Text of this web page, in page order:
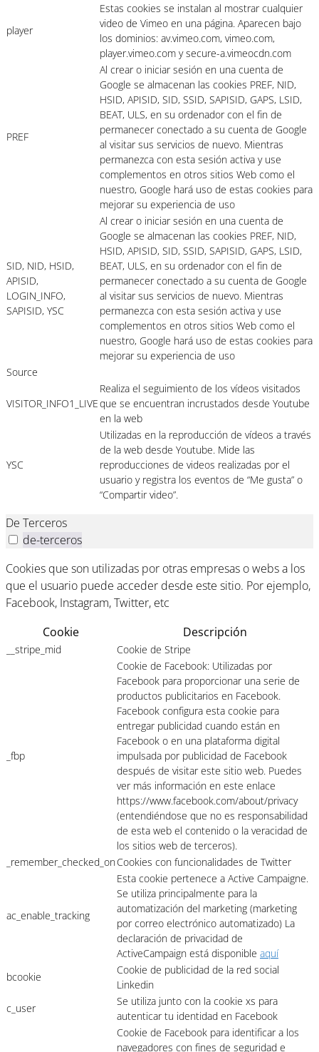
player
Estas cookies se instalan al mostrar cualquier
video de Vimeo en una página. Aparecen bajo
los dominios: av.vimeo.com, vimeo.com,
player.vimeo.com y secure-a.vimeocdn.com
PREF
Al crear o iniciar sesión en una cuenta de
Google se almacenan las cookies PREF, NID,
HSID, APISID, SID, SSID, SAPISID, GAPS, LSID,
BEAT, ULS, en su ordenador con el fin de
permanecer conectado a su cuenta de Google
al visitar sus servicios de nuevo. Mientras
permanezca con esta sesión activa y use
complementos en otros sitios Web como el
nuestro, Google hará uso de estas cookies para
mejorar su experiencia de uso
SID, NID, HSID,
APISID,
LOGIN_INFO,
SAPISID, YSC
Al crear o iniciar sesión en una cuenta de
Google se almacenan las cookies PREF, NID,
HSID, APISID, SID, SSID, SAPISID, GAPS, LSID,
BEAT, ULS, en su ordenador con el fin de
permanecer conectado a su cuenta de Google
al visitar sus servicios de nuevo. Mientras
permanezca con esta sesión activa y use
complementos en otros sitios Web como el
nuestro, Google hará uso de estas cookies para
mejorar su experiencia de uso
Source
VISITOR_INFO1_LIVE
Realiza el seguimiento de los vídeos visitados
que se encuentran incrustados desde Youtube
en la web
YSC
Utilizadas en la reproducción de vídeos a través
de la web desde Youtube. Mide las
reproducciones de videos realizadas por el
usuario y registra los eventos de “Me gusta” o
“Compartir video”.
De Terceros
de-terceros
Cookies que son utilizadas por otras empresas o webs a los
que el usuario puede acceder desde este sitio. Por ejemplo,
Facebook, Instagram, Twitter, etc
Cookie
Descripción
__stripe_mid Cookie de Stripe
_fbp
Cookie de Facebook: Utilizadas por
Facebook para proporcionar una serie de
productos publicitarios en Facebook.
Facebook configura esta cookie para
entregar publicidad cuando están en
Facebook o en una plataforma digital
impulsada por publicidad de Facebook
después de visitar este sitio web. Puedes
ver más información en este enlace
https://www.facebook.com/about/privacy
(entendiéndose que no es responsabilidad
de esta web el contenido o la veracidad de
los sitios web de terceros).
_remember_checked_onCookies con funcionalidades de Twitter
ac_enable_tracking
Esta cookie pertenece a Active Campaigne.
Se utiliza principalmente para la
automatización del marketing (marketing
por correo electrónico automatizado) La
declaración de privacidad de
ActiveCampaign está disponible aquí
bcookie
Cookie de publicidad de la red social
Linkedin
c_user
Se utiliza junto con la cookie xs para
autenticar tu identidad en Facebook
Cookie de Facebook para identificar a los
navegadores con fines de seguridad e